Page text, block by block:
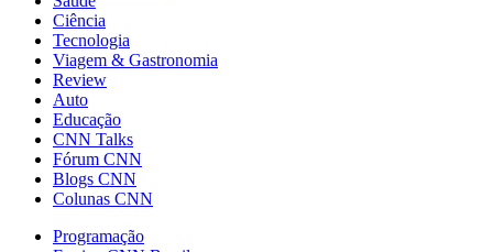
Ciência
Tecnologia
Viagem & Gastronomia
Review
Auto
Educação
CNN Talks
Fórum CNN
Blogs CNN
Colunas CNN
Programação